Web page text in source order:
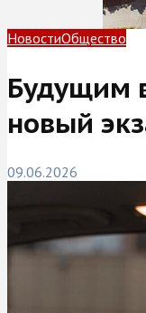
НовостиОбщество
Будущим
новый
09.06.2026